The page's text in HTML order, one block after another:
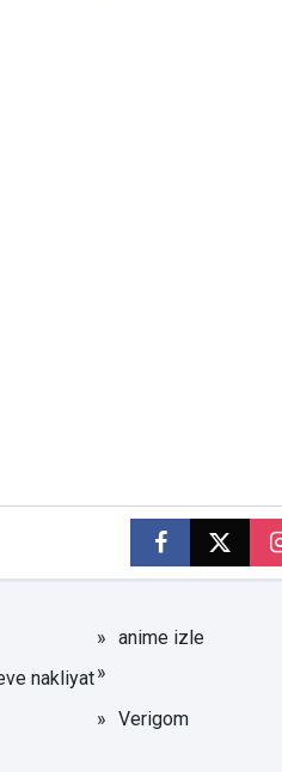
anime izle
nakliyat
Verigom